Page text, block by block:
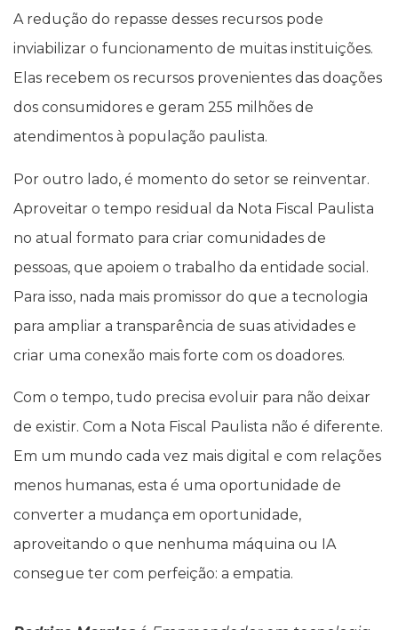
A redução do repasse desses recursos pode
inviabilizar o funcionamento de muitas instituições.
Elas recebem os recursos provenientes das doações
dos consumidores e geram 255 milhões de
atendimentos à população paulista.
Por outro lado, é momento do setor se reinventar.
Aproveitar o tempo residual da Nota Fiscal Paulista
no atual formato para criar comunidades de
pessoas, que apoiem o trabalho da entidade social.
Para isso, nada mais promissor do que a tecnologia
para ampliar a transparência de suas atividades e
criar uma conexão mais forte com os doadores.
Com o tempo, tudo precisa evoluir para não deixar
de existir. Com a Nota Fiscal Paulista não é diferente.
Em um mundo cada vez mais digital e com relações
menos humanas, esta é uma oportunidade de
converter a mudança em oportunidade,
aproveitando o que nenhuma máquina ou IA
consegue ter com perfeição: a empatia.